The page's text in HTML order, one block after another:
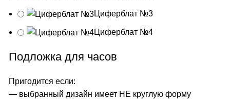
Циферблат №3
Циферблат №4
Подложка для часов
Пригодится если:
— выбранный дизайн имеет НЕ круглую форму